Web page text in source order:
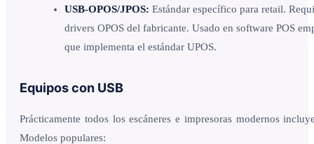
USB-OPOS/JPOS: Estándar específico para retail.
drivers OPOS del fabricante. Usado en software POS
que implementa el estándar UPOS.
Equipos con USB
Prácticamente todos los escáneres e impresoras modernos
Modelos populares: